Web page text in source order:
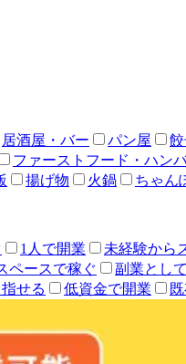
居酒屋・バー パン屋
ファーストフード・ハン
揚げ物 火鍋 ちゃん
1人で開業 未経験から
ペースで稼ぐ 副業とし
せる 低資金で開業